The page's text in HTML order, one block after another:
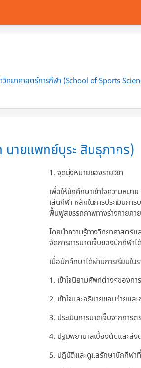
วิทยาศาสตร์การกีฬา (School of Sports
นายแพทย์บุระ สินธุภากร)
1. จุดมุ่งหมายของรายวิชา
เพื่อให้นักศึกษาเข้าใจความหมา
เล่นกีฬา หลักในการประเมินกา
ฟื้นฟูสมรรถภาพทางร่างกายภา
โดยนำความรู้ทางวิทยาศาสตร์แ
จัดการการบาดเจ็บของนักกีฬา
เมื่อนักศึกษาได้ผ่านการเรียนใ
1. เข้าใจนิยามศัพท์ต่างๆของกา
2. เข้าใจและอธิบายขอบข่ายแล
3. ประเมินการบาดเจ็บจากการ
4. ปฐมพยาบาลเบื้องต้นและส่
5. ปฎิบัติและดูแลรักษานักกีฬา